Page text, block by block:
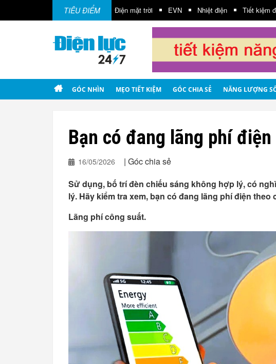
TIÊU ĐIỂM
Điện gió Điện mặt trời EVN Nhiệt điện Tiết kiệm
GÓC NHÌN MẸO TIẾT KIỆM GÓC CHIA SẺ NĂNG LƯỢNG
Bạn có đang lãng phí
16/05/2026 | Góc chia sẻ
Sử dụng, bố trí đèn chiếu sáng không hợp lý, có
lý. Hãy kiểm tra xem, bạn có đang lãng phí điện theo
Lãng phí công suất.